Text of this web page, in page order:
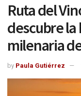
Ruta del
descubre la
milenaria
by Paula Gutiérrez